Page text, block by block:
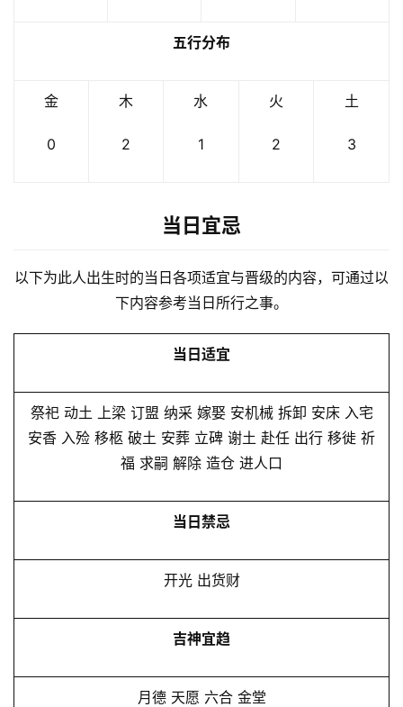
五行分布
金
0
木
2
水
1
火
2
土
3
当日宜忌
以下为此人出生时的当日各项适宜与晋级的内容，可通过以
下内容参考当日所行之事。
当日适宜
祭祀 动土 上梁 订盟 纳采 嫁娶 安机械 拆卸 安床 入宅
安香 入殓 移柩 破土 安葬 立碑 谢土 赴任 出行 移徙 祈
福 求嗣 解除 造仓 进人口
当日禁忌
开光 出货财
吉神宜趋
月德 天愿 六合 金堂